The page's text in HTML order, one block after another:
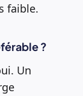
faible.
?
Un